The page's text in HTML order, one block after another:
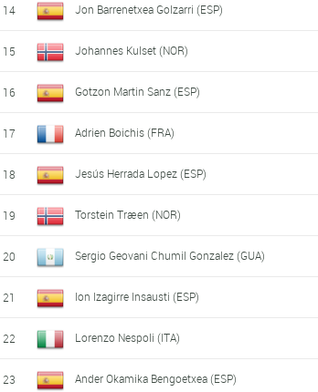
14 Jon Barrenetxea Golzarri (ESP)
15 Johannes Kulset (NOR)
16 Gotzon Martin Sanz (ESP)
17 Adrien Boichis (FRA)
18 Jesús Herrada Lopez (ESP)
19 Torstein Træen (NOR)
20 Sergio Geovani Chumil Gonzalez (GUA)
21 Ion Izagirre Insausti (ESP)
22 Lorenzo Nespoli (ITA)
23 Ander Okamika Bengoetxea (ESP)